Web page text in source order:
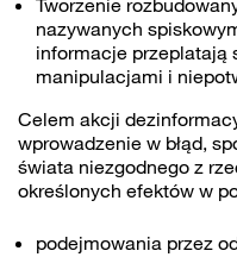
Tworzenie
nazywanych
informacje przeplatają
manipulacjami i
Celem akcji
wprowadzenie w błąd,
świata niezgodnego z
określonych efektów w
podejmowania przez